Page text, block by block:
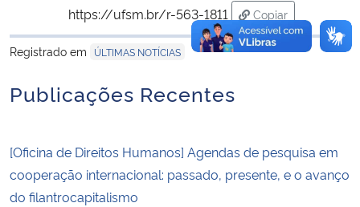
https://ufsm.br/r-563-1811
Copiar
para área de
Registrado em
ÚLTIMAS NOTÍCIAS
Publicações Recentes
[Oficina de Direitos Humanos] Agendas de pesquisa em
cooperação internacional: passado, presente, e o avanço
do filantrocapitalismo